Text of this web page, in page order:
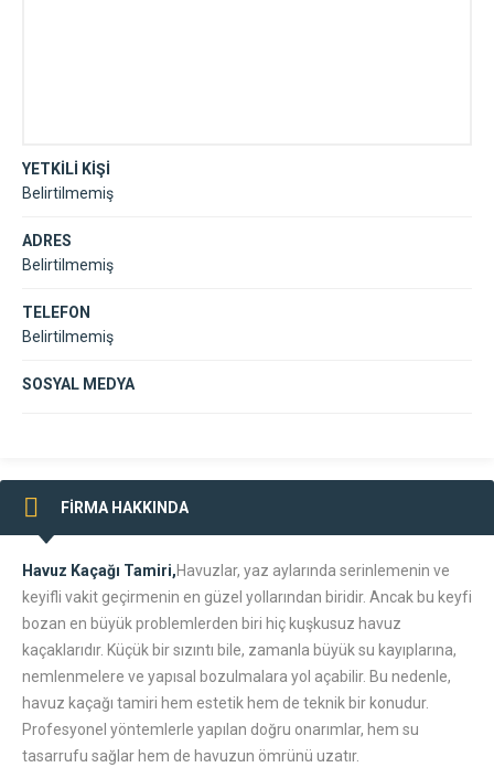
YETKİLİ KİŞİ
Belirtilmemiş
ADRES
Belirtilmemiş
TELEFON
Belirtilmemiş
SOSYAL MEDYA
FİRMA HAKKINDA
Havuz Kaçağı Tamiri,Havuzlar, yaz aylarında serinlemenin ve
keyifli vakit geçirmenin en güzel yollarından biridir. Ancak bu keyfi
bozan en büyük problemlerden biri hiç kuşkusuz havuz
kaçaklarıdır. Küçük bir sızıntı bile, zamanla büyük su kayıplarına,
nemlenmelere ve yapısal bozulmalara yol açabilir. Bu nedenle,
havuz kaçağı tamiri hem estetik hem de teknik bir konudur.
Profesyonel yöntemlerle yapılan doğru onarımlar, hem su
tasarrufu sağlar hem de havuzun ömrünü uzatır.